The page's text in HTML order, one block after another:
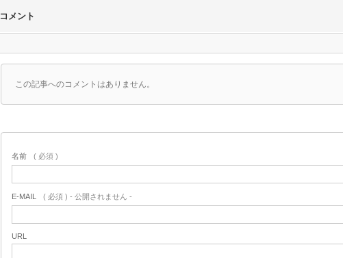
コメント
この記事へのコメントはありません。
名前 ( 必須 )
E-MAIL ( 必須 ) - 公開されません -
URL